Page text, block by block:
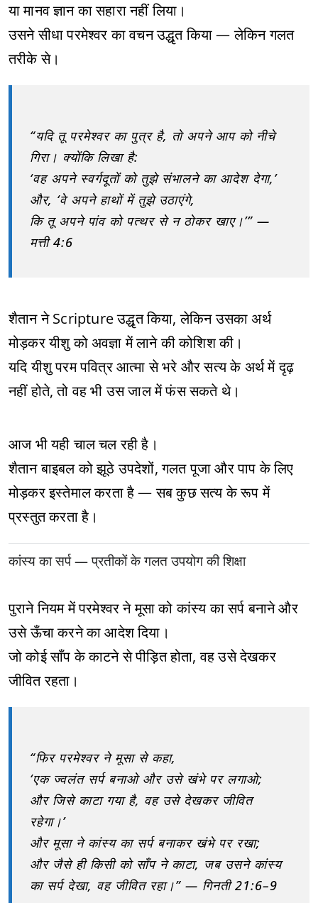
या मानव ज्ञान का सहारा नहीं लिया।
उसने सीधा परमेश्वर का वचन उद्धृत किया — लेकिन गलत
तरीके से।
“यदि तू परमेश्वर का पुत्र है, तो अपने आप को नीचे
गिरा। क्योंकि लिखा है:
‘वह अपने स्वर्गदूतों को तुझे संभालने का आदेश देगा,’
और, ‘वे अपने हाथों में तुझे उठाएंगे,
कि तू अपने पांव को पत्थर से न ठोकर खाए।’” —
मत्ती 4:6
शैतान ने Scripture उद्धृत किया, लेकिन उसका अर्थ
मोड़कर यीशु को अवज्ञा में लाने की कोशिश की।
यदि यीशु परम पवित्र आत्मा से भरे और सत्य के अर्थ में दृढ़
नहीं होते, तो वह भी उस जाल में फंस सकते थे।
आज भी यही चाल चल रही है।
शैतान बाइबल को झूठे उपदेशों, गलत पूजा और पाप के लिए
मोड़कर इस्तेमाल करता है — सब कुछ सत्य के रूप में
प्रस्तुत करता है।
कांस्य का सर्प — प्रतीकों के गलत उपयोग की शिक्षा
पुराने नियम में परमेश्वर ने मूसा को कांस्य का सर्प बनाने और
उसे ऊँचा करने का आदेश दिया।
जो कोई साँप के काटने से पीड़ित होता, वह उसे देखकर
जीवित रहता।
“फिर परमेश्वर ने मूसा से कहा,
‘एक ज्वलंत सर्प बनाओ और उसे खंभे पर लगाओ;
और जिसे काटा गया है, वह उसे देखकर जीवित
रहेगा।’
और मूसा ने कांस्य का सर्प बनाकर खंभे पर रखा;
और जैसे ही किसी को साँप ने काटा, जब उसने कांस्य
का सर्प देखा, वह जीवित रहा।” — गिनती 21:6–9